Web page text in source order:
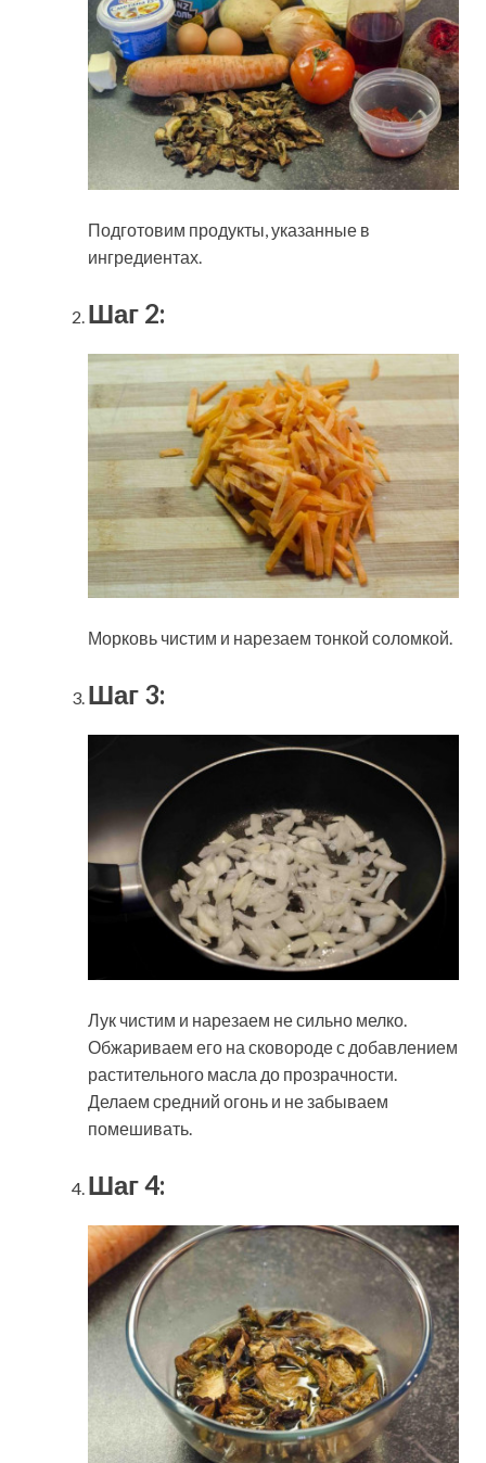
Подготовим продукты, указанные в
ингредиентах.
Шаг 2:
Морковь чистим и нарезаем тонкой соломкой.
Шаг 3:
Лук чистим и нарезаем не сильно мелко.
Обжариваем его на сковороде с добавлением
растительного масла до прозрачности.
Делаем средний огонь и не забываем
помешивать.
Шаг 4: